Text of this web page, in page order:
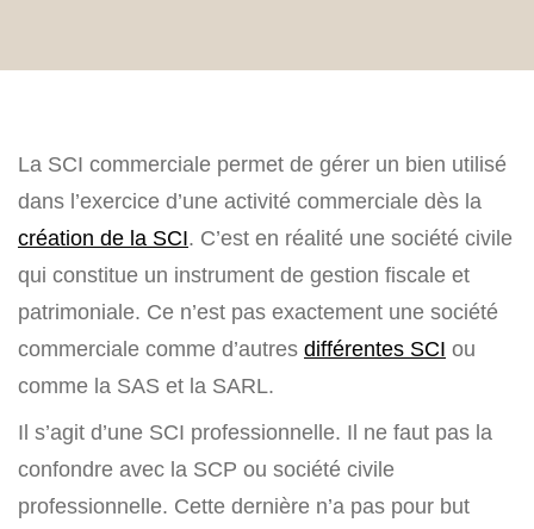
La SCI commerciale permet de gérer un bien utilisé
dans l’exercice d’une activité commerciale dès la
création de la SCI. C’est en réalité une société civile
qui constitue un instrument de gestion fiscale et
patrimoniale. Ce n’est pas exactement une société
commerciale comme d’autres différentes SCI ou
comme la SAS et la SARL.
Il s’agit d’une SCI professionnelle. Il ne faut pas la
confondre avec la SCP ou société civile
professionnelle. Cette dernière n’a pas pour but